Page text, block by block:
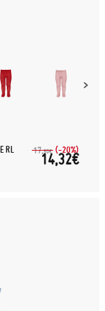
17,90€ (-20%)
14,32€